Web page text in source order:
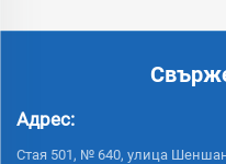
Адрес:
Стая 501, № 640, улица